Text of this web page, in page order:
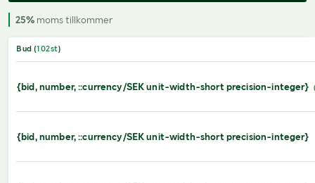
25% moms tillkommer
Bud (102st)
{bid, number, ::currency/SEK unit-width-short precision-integer}
{bid, number, ::currency/SEK unit-width-short precision-integer}